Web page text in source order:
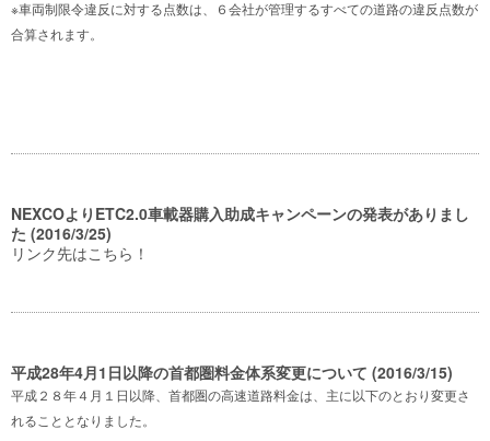
※車両制限令違反に対する点数は、６会社が管理するすべての道路の違反点数が
合算されます。
NEXCOよりETC2.0車載器購入助成キャンペーンの発表がありまし
た (2016/3/25)
リンク先はこちら！
平成28年4月1日以降の首都圏料金体系変更について (2016/3/15)
平成２８年４月１日以降、首都圏の高速道路料金は、主に以下のとおり変更さ
れることとなりました。